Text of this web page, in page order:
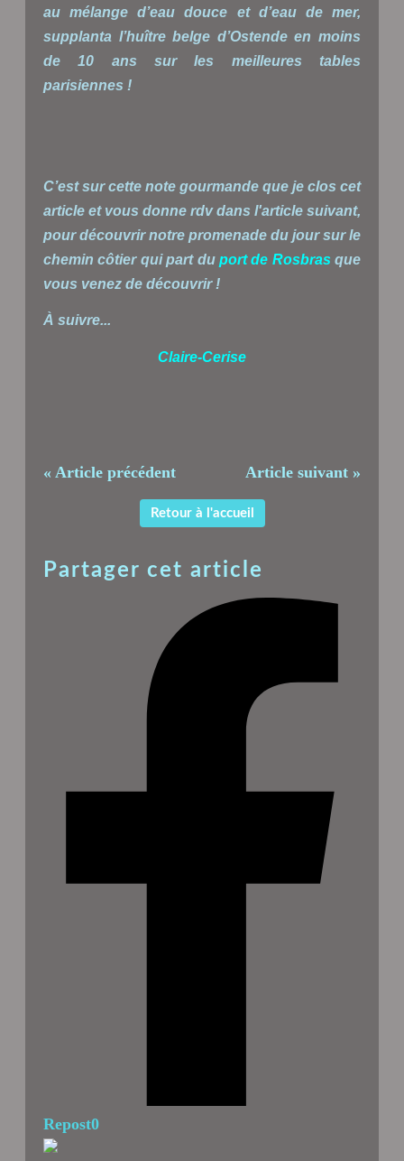
au mélange d’eau douce et d’eau de mer,
supplanta l’huître belge d’Ostende en moins
de 10 ans sur les meilleures tables
parisiennes !
C’est sur cette note gourmande que je clos cet
article et vous donne rdv dans l'article suivant,
pour découvrir notre promenade du jour sur le
chemin côtier qui part du port de Rosbras que
vous venez de découvrir !
À suivre...
Claire-Cerise
« Article précédent Article suivant »
Retour à l'accueil
Partager cet article
Repost0